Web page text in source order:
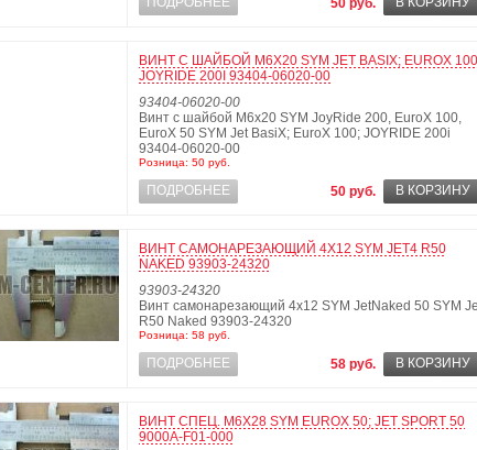
50 руб.
ВИНТ С ШАЙБОЙ М6Х20 SYM JET BASIX; EUROX
JOYRIDE 200I 93404-06020-00
93404-06020-00
Винт с шайбой М6х20 SYM JoyRide 200, EuroX 100,
EuroX 50 SYM Jet BasiX; EuroX 100; JOYRIDE 200i
93404-06020-00
Розница: 50 руб.
ПОДРОБНЕЕ 50 руб. В КОРЗИНУ
ВИНТ САМОНАРЕЗАЮЩИЙ 4Х12 SYM JET4 R50
NAKED 93903-24320
93903-24320
Винт самонарезающий 4х12 SYM JetNaked 50 SYM
R50 Naked 93903-24320
Розница: 58 руб.
ПОДРОБНЕЕ 58 руб. В КОРЗИНУ
ВИНТ СПЕЦ. М6Х28 SYM EUROX 50; JET SPORT 50
9000A-F01-000